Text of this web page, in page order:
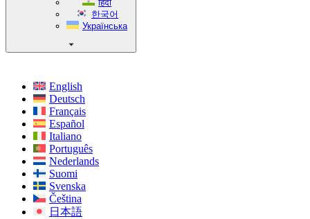
हिंदी
한국어
Українська
English
Deutsch
Français
Español
Italiano
Português
Nederlands
Suomi
Svenska
Čeština
日本語